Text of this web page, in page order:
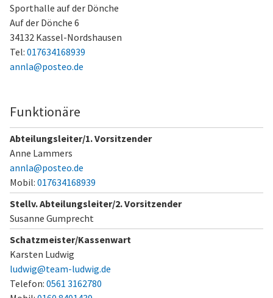
Sporthalle auf der Dönche
Auf der Dönche 6
34132 Kassel-Nordshausen
Tel: 017634168939
annla@posteo.de
Funktionäre
Abteilungsleiter/1. Vorsitzender
Anne Lammers
annla@posteo.de
Mobil: 017634168939
Stellv. Abteilungsleiter/2. Vorsitzender
Susanne Gumprecht
Schatzmeister/Kassenwart
Karsten Ludwig
ludwig@team-ludwig.de
Telefon: 0561 3162780